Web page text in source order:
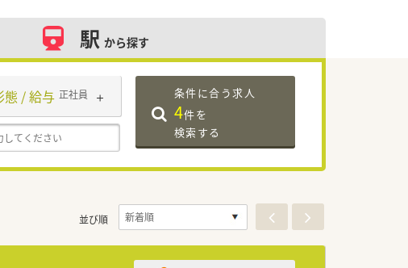
駅 から探す
態 / 給与 正社員 条件に合う求人
4件を
検索する
並び順